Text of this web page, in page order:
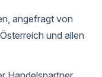
angefragt von
und allen